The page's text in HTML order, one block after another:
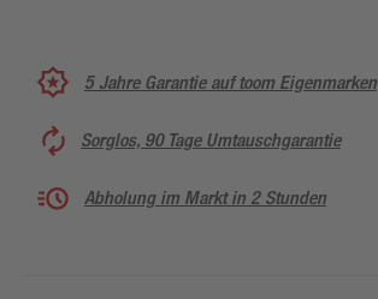
5 Jahre Garantie auf toom Eigenmarken
Sorglos, 90 Tage Umtauschgarantie
Abholung im Markt in 2 Stunden